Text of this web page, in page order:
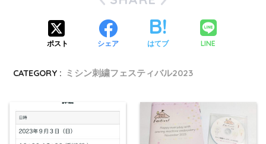
ポスト シェア はてブ LINE
CATEGORY : ミシン刺繍フェスティバル2023